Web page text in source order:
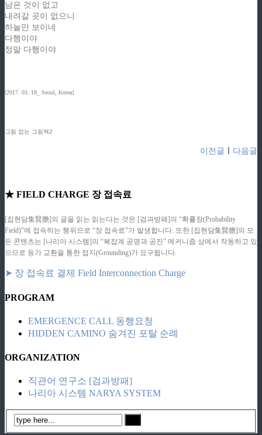
남은 것이 없고
내려갈 곳이 없으니
하늘만 보이네
다행이야
정말 다행이야
[2017. 03. 18_ Seoul, Korea]
그림 없는 그림책2
이전글 다음글
★ FIELD CHARGE 장 접속료
[집현담集賢膽]의 글을 읽는 읽는다는 것은 [검과방패]의 “확률장(Probability
Field)”에 접속하는 행위므로 “장 접속료”가 발생합니다. 또한 [집현담集賢膽]의 모
든 콘텐츠는 [나리아 시스템]의 “복잡계 공명과 공진” 메커니즘 상에서 작동하고 있
으므로 등가 교환을 통한 접지(Grounding)가 요구됩니다.
➤ 장 접속료 결제 Field Interconnection Charge
PROGRAM
EMERGENCE CALL 동행요청
HIDDEN CAMINO 숨겨진 포탈 순례
ORGANIZATION
직관어 연구소 [검과방패]
나리아 시스템 NARYA SYSTEM